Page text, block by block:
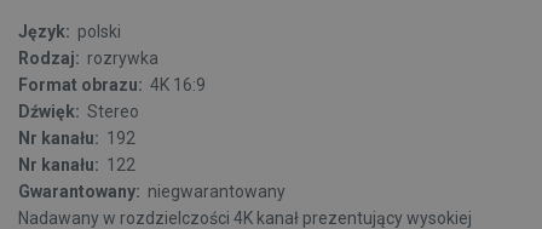
Język: polski
Rodzaj: rozrywka
Format obrazu: 4K 16:9
Dźwięk: Stereo
Nr kanału: 192
Nr kanału: 122
Gwarantowany: niegwarantowany
Nadawany w rozdzielczości 4K kanał prezentujący wysokiej